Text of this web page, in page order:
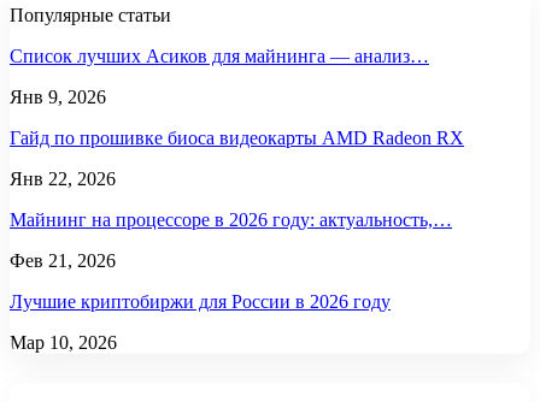
Популярные статьи
Список лучших Асиков для майнинга — анализ…
Янв 9, 2026
Гайд по прошивке биоса видеокарты AMD Radeon RX
Янв 22, 2026
Майнинг на процессоре в 2026 году: актуальность,…
Фев 21, 2026
Лучшие криптобиржи для России в 2026 году
Мар 10, 2026